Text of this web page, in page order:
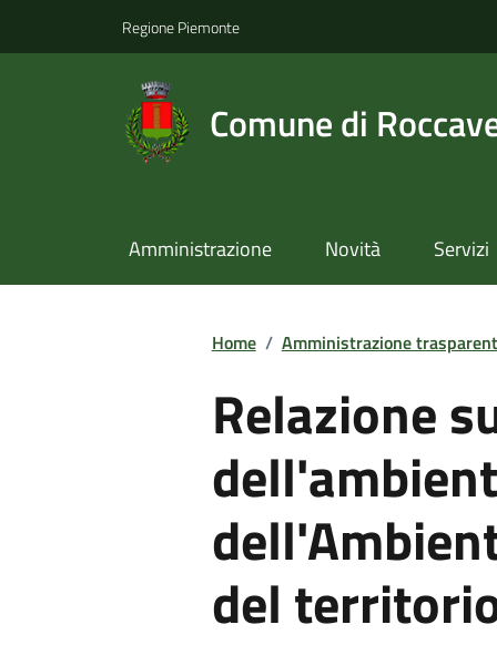
Regione Piemonte
Comune di
Amministrazione Novità Servizi
Home / Amministrazione
Relazione
del